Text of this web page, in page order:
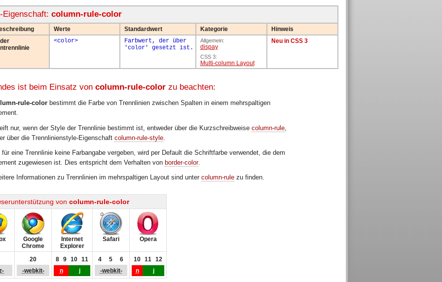
Eigenschaft: column-rule-color
Werte Standardwert Kategorie
Hinweis
<color>
Farbwert, der über
'color' gesetzt ist.
Allgemein:
dispay
CSS 3:
Multi-column Layout
Neu in CSS 3
columns
ist beim Einsatz voncolumn-rule-color zu beachten:
rule-color bestimmt die Farbe von Trennlinien zwischen Spalten in einem mehrspaltigen
nur, wenn der Style der Trennlinie bestimmt ist, entweder über die Kurzschreibweisecolumn-rule
über die Trennlinienstyle-Eigenschaftcolumn-rule-style
für eine Trennlinie keine Farbangabe vergeben, wird per Default die Schriftfarbe verwendet, die dem
zugewiesen ist. Dies entspricht dem Verhalten von border-color.
Informationen zu Trennlinien im mehrspaltigen Layout sind untercolumn-rule zu finden.
von column-rule-color
Google
Chrome
Internet
Explorer
Safari Opera
20
-webkit-
8 9 10 11
n
j
4 5
6
-webkit-
10 11
12
n
j